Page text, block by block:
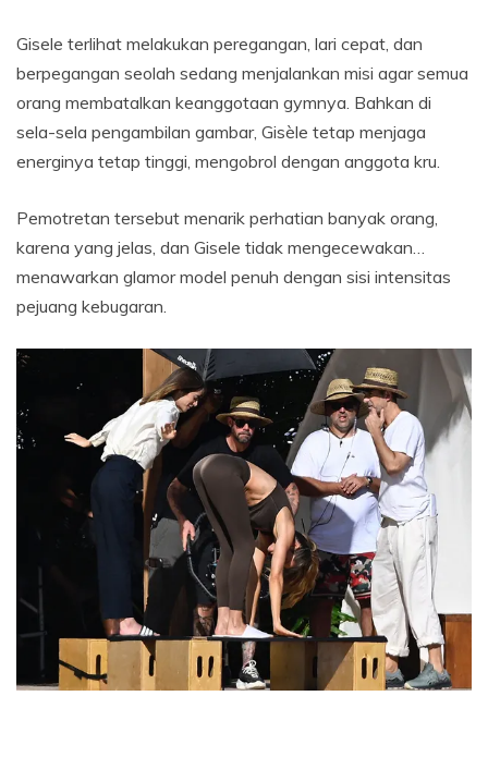
Gisele terlihat melakukan peregangan, lari cepat, dan
berpegangan seolah sedang menjalankan misi agar semua
orang membatalkan keanggotaan gymnya. Bahkan di
sela-sela pengambilan gambar, Gisèle tetap menjaga
energinya tetap tinggi, mengobrol dengan anggota kru.
Pemotretan tersebut menarik perhatian banyak orang,
karena yang jelas, dan Gisele tidak mengecewakan…
menawarkan glamor model penuh dengan sisi intensitas
pejuang kebugaran.